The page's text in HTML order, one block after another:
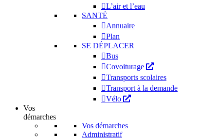
L’air et l’eau
SANTÉ
Annuaire
Plan
SE DÉPLACER
Bus
Covoiturage
Transports scolaires
Transport à la demande
Vélo
Vos
démarches
Vos démarches
Administratif